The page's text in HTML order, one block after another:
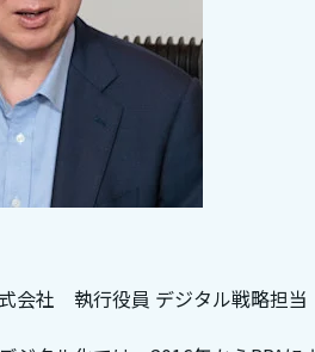
会社 執行役員 デジタル戦略担